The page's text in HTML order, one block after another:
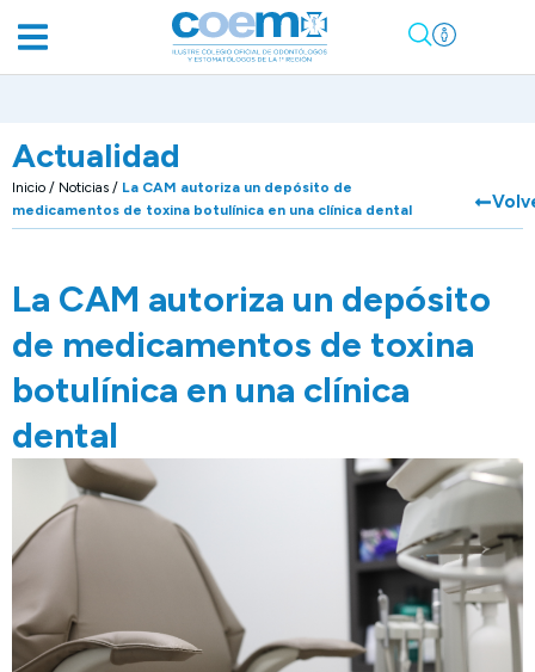
Actualidad
Inicio / Noticias / La CAM autoriza un depósito de
medicamentos de toxina botulínica en una clínica dental
La CAM autoriza un depósito
de medicamentos de toxina
botulínica en una clínica
dental